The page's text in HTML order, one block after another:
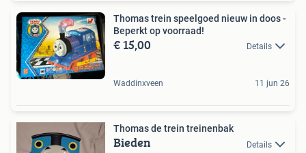
Thomas trein speelgoed nieuw in doos -
Beperkt op voorraad!
€ 15,00 Details
Waddinxveen 11 jun 26
Thomas de trein treinenbak
Bieden Details